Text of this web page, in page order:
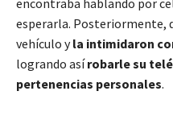
encontraba hablando por
esperarla. Posteriormente,
vehículo yla intimidaron
logrando asírobarle su
pertenencias personales.